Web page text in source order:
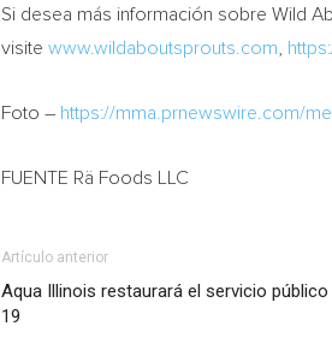
Si desea más información sobre Wild
visite www.wildaboutsprouts.com
Foto – https://mma.prnewswire.com/
FUENTE Rä Foods LLC
Artículo anterior
Aqua Illinois restaurará el servicio
19